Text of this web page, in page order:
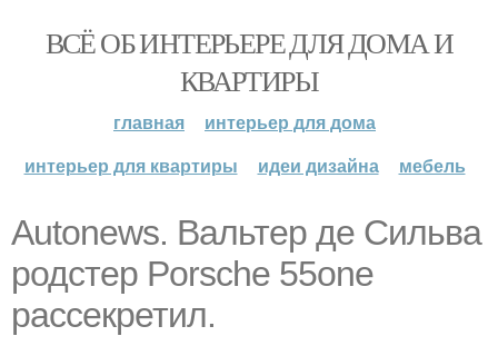
ВСЁ ОБ ИНТЕРЬЕРЕ ДЛЯ ДОМА И
КВАРТИРЫ
главная
интерьер для дома
интерьер для квартиры
идеи дизайна мебель
Autonews. Вальтер де Сильва
родстер Porsche 55one
рассекретил.